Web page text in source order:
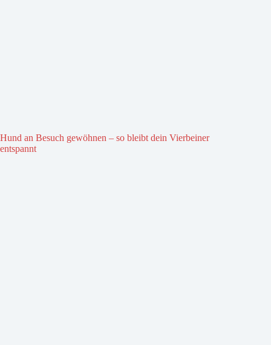
Hund an Besuch gewöhnen – so bleibt dein Vierbeiner
entspannt